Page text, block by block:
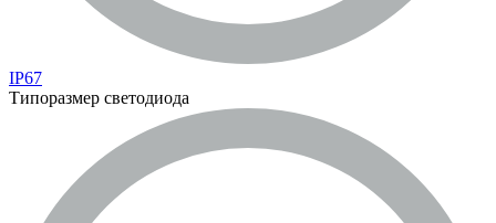
IP67
Типоразмер светодиода